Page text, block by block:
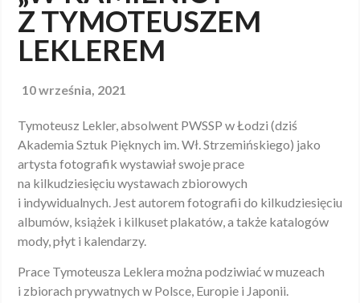
Z TYMOTEUSZEM
LEKLEREM
10 września, 2021
Tymoteusz Lekler, absolwent PWSSP w Łodzi (dziś
Akademia Sztuk Pięknych im. Wł. Strzemińskiego) jako
artysta fotografik wystawiał swoje prace
na kilkudziesięciu wystawach zbiorowych
i indywidualnych. Jest autorem fotografii do kilkudziesięciu
albumów, książek i kilkuset plakatów, a także katalogów
mody, płyt i kalendarzy.
Prace Tymoteusza Leklera można podziwiać w muzeach
i zbiorach prywatnych w Polsce, Europie i Japonii.